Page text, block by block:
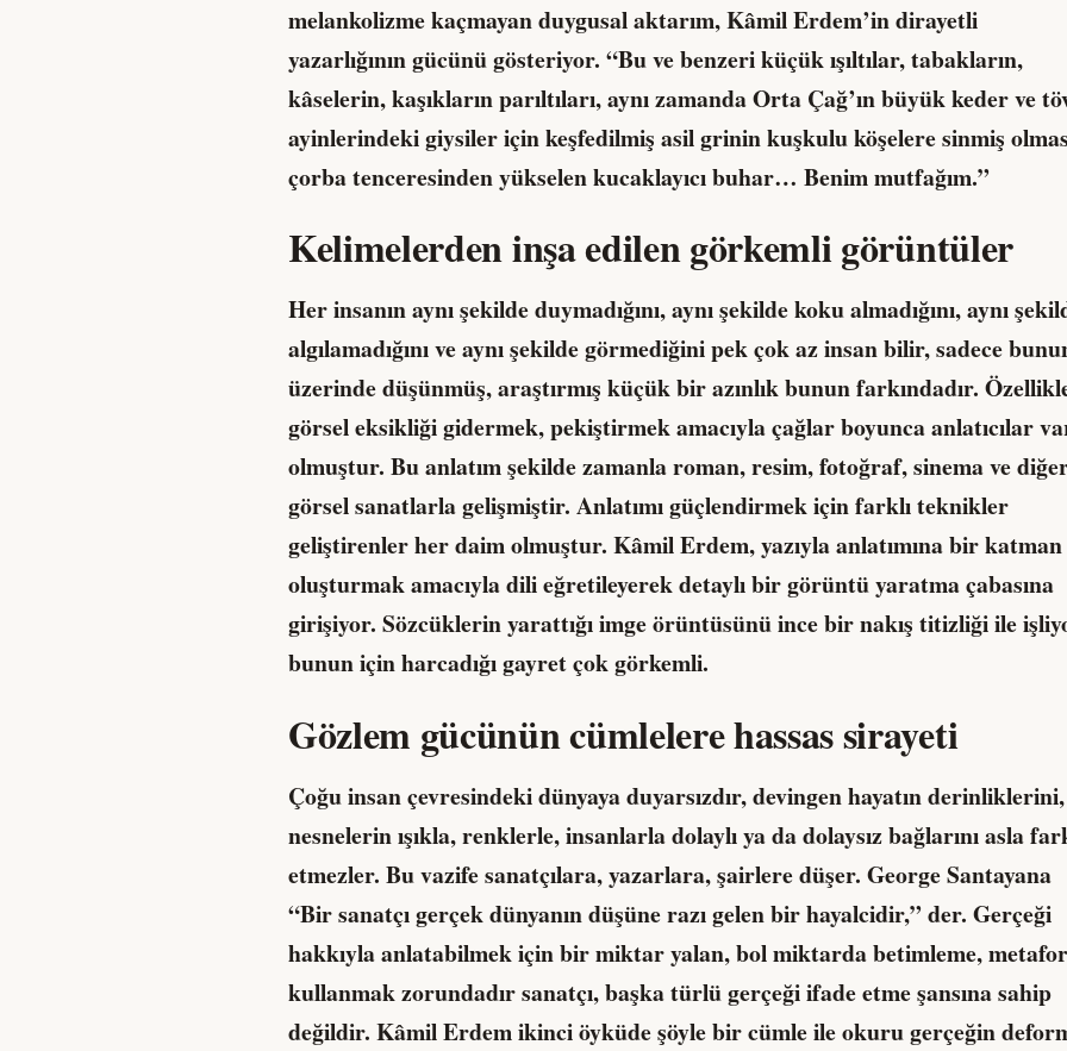
melankolizme kaçmayan duygusal aktarım, Kâmil Erdem’in dirayetli
yazarlığının gücünü gösteriyor. “Bu ve benzeri küçük ışıltılar, tabakların,
kâselerin, kaşıkların parıltıları, aynı zamanda Orta Çağ’ın büyük keder ve
ayinlerindeki giysiler için keşfedilmiş asil grinin kuşkulu köşelere sinmiş
çorba tenceresinden yükselen kucaklayıcı buhar… Benim mutfağım.”
Kelimelerden inşa edilen görkemli görüntüler
Her insanın aynı şekilde duymadığını, aynı şekilde koku almadığını, aynı
algılamadığını ve aynı şekilde görmediğini pek çok az insan bilir, sadece
üzerinde düşünmüş, araştırmış küçük bir azınlık bunun farkındadır.
görsel eksikliği gidermek, pekiştirmek amacıyla çağlar boyunca anlatıcılar
olmuştur. Bu anlatım şekilde zamanla roman, resim, fotoğraf, sinema ve
görsel sanatlarla gelişmiştir. Anlatımı güçlendirmek için farklı teknikler
geliştirenler her daim olmuştur. Kâmil Erdem, yazıyla anlatımına bir katman
oluşturmak amacıyla dili eğretileyerek detaylı bir görüntü yaratma çabasına
girişiyor. Sözcüklerin yarattığı imge örüntüsünü ince bir nakış titizliği ile
bunun için harcadığı gayret çok görkemli.
Gözlem gücünün cümlelere hassas sirayeti
Çoğu insan çevresindeki dünyaya duyarsızdır, devingen hayatın derinliklerini,
nesnelerin ışıkla, renklerle, insanlarla dolaylı ya da dolaysız bağlarını asla
etmezler. Bu vazife sanatçılara, yazarlara, şairlere düşer. George Santayana
“Bir sanatçı gerçek dünyanın düşüne razı gelen bir hayalcidir,” der. Gerçeği
hakkıyla anlatabilmek için bir miktar yalan, bol miktarda betimleme, metafor
kullanmak zorundadır sanatçı, başka türlü gerçeği ifade etme şansına sahip
değildir. Kâmil Erdem ikinci öyküde şöyle bir cümle ile okuru gerçeğin